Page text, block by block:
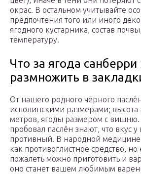
окрас. В остальном учитывайте
предпочтения того или иного
ягодного кустарника, состав
температуру.
Что за ягода санберри
размножить в
От нашего родного чёрного
исполинскими размерами; высота
метров, ягоды размером с вишню.
пробовал паслён знают, что вкус у
противный. В народной
как противоглистное средство, но
пожалеть можно приготовить и
оно станет вашем любимым